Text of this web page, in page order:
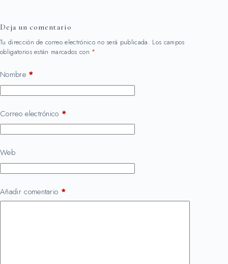
Deja un comentario
Tu dirección de correo electrónico no será publicada. Los campos
obligatorios están marcados con *
Nombre*
Correo electrónico *
Web
Añadir comentario *